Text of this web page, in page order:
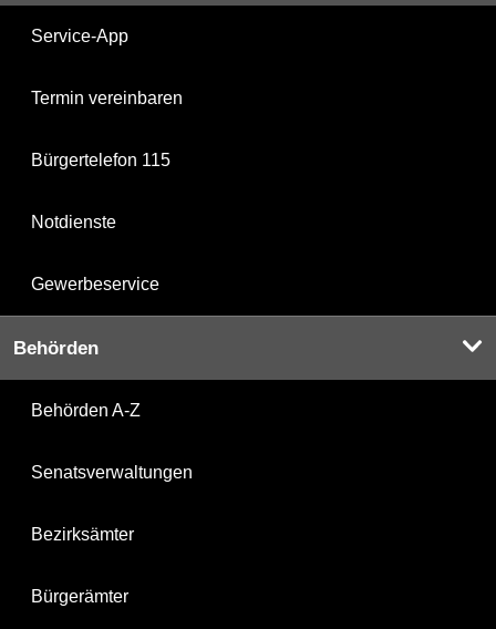
Service-App
Termin vereinbaren
Bürgertelefon 115
Notdienste
Gewerbeservice
Behörden
Behörden A-Z
Senatsverwaltungen
Bezirksämter
Bürgerämter